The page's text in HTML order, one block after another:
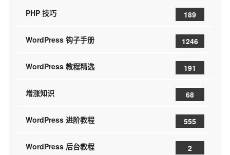
PHP 技巧 189
WordPress 钩子手册 1246
WordPress 教程精选 191
增涨知识 68
WordPress 进阶教程 555
WordPress 后台教程 2